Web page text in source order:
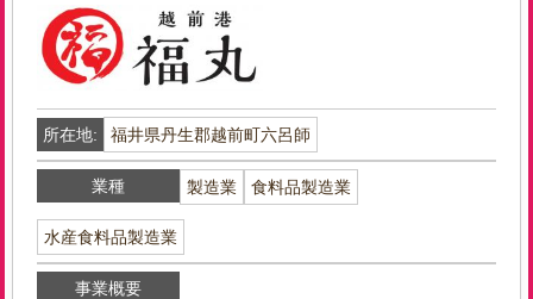
所在地: 福井県丹生郡越前町六呂師
業種 製造業 食料品製造業
水産食料品製造業
事業概要